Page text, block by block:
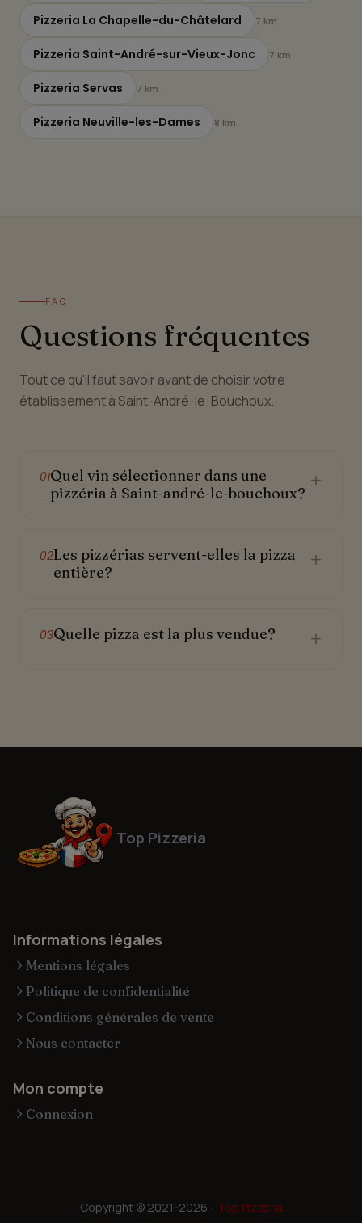
Pizzeria La Chapelle-du-Châtelard 7 km
Pizzeria Saint-André-sur-Vieux-Jonc 7 km
Pizzeria Servas 7 km
Pizzeria Neuville-les-Dames 8 km
FAQ
Questions fréquentes
Tout ce qu'il faut savoir avant de choisir votre
établissement à Saint-André-le-Bouchoux.
01Quel vin sélectionner dans une
pizzéria à Saint-andré-le-bouchoux? +
02Les pizzérias servent-elles la pizza
entière?
+
03Quelle pizza est la plus vendue? +
Top Pizzeria
Informations légales
Mentions légales
Politique de confidentialité
Conditions générales de vente
Nous contacter
Mon compte
Connexion
Copyright © 2021-2026 - Top Pizzeria